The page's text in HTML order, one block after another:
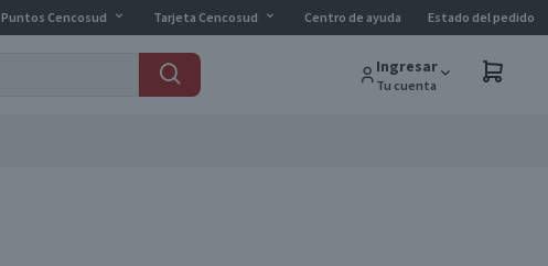
Puntos Cencosud Tarjeta Cencosud Centro de ayuda Estado del pedido
Ingresar
Tu cuenta